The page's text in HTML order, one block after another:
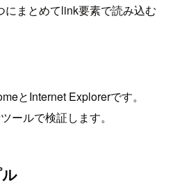
にまとめてlink要素で読み込む
とInternet Explorerです。
ールで検証します。